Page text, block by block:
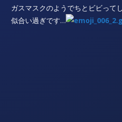
ガスマスクのようでちとビビって
似合い過ぎです…